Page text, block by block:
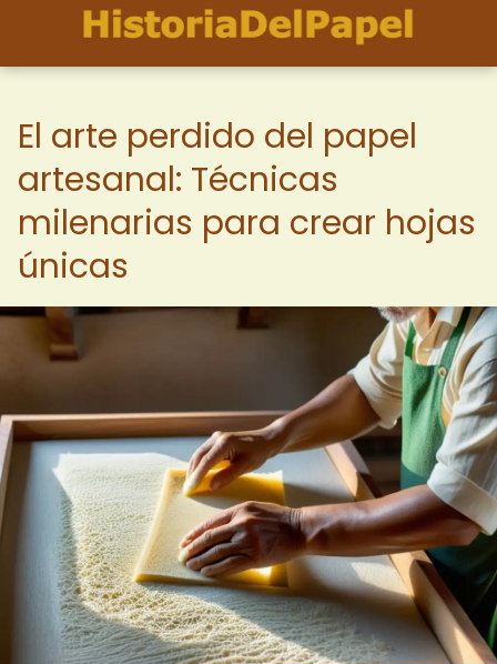
El arte perdido del papel
artesanal: Técnicas
milenarias para crear hojas
únicas